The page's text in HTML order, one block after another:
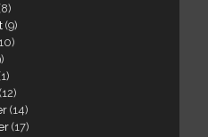
(9)
(12)
(14)
(17)